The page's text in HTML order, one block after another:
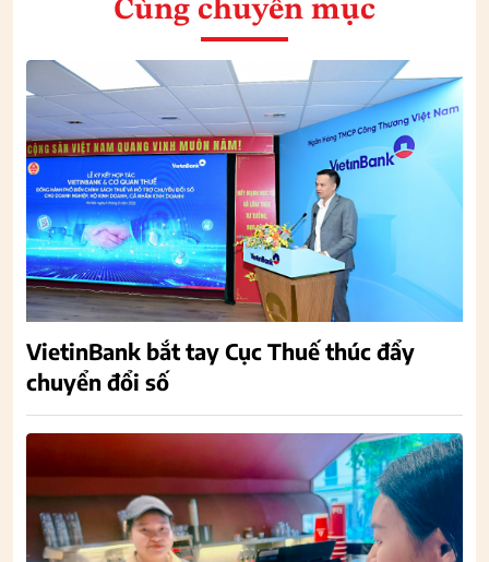
Cùng chuyên mục
VietinBank bắt tay Cục Thuế thúc đẩy
chuyển đổi số